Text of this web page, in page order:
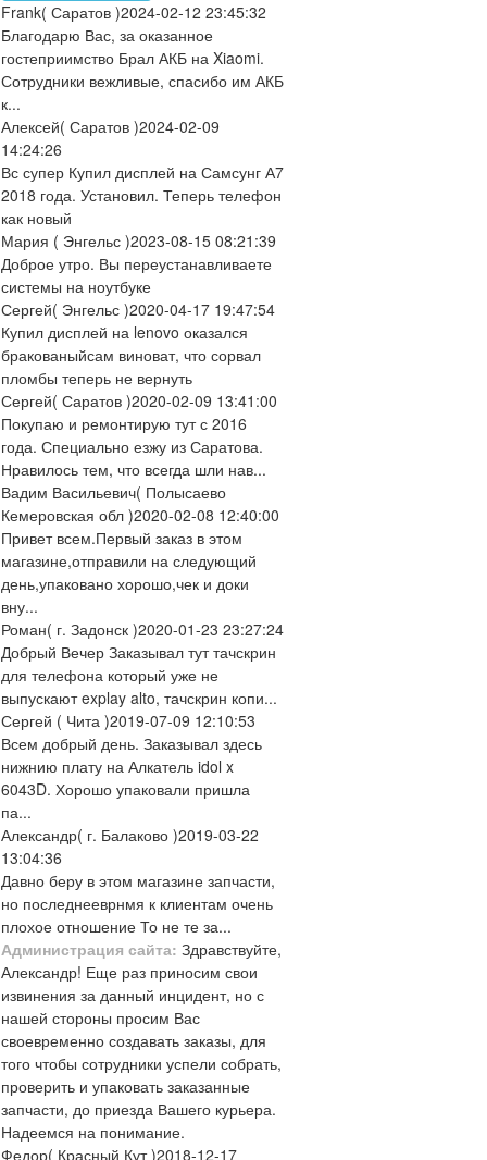
Frank( Саратов )2024-02-12 23:45:32
Благодарю Вас, за оказанное
гостеприимство Брал АКБ на Xiaomi.
Сотрудники вежливые, спасибо им АКБ
к...
Алексей( Саратов )2024-02-09
14:24:26
Вс супер Купил дисплей на Самсунг А7
2018 года. Установил. Теперь телефон
как новый
Мария ( Энгельс )2023-08-15 08:21:39
Доброе утро. Вы переустанавливаете
системы на ноутбуке
Сергей( Энгельс )2020-04-17 19:47:54
Купил дисплей на lenovo оказался
бракованыйсам виноват, что сорвал
пломбы теперь не вернуть
Сергей( Саратов )2020-02-09 13:41:00
Покупаю и ремонтирую тут с 2016
года. Специально езжу из Саратова.
Нравилось тем, что всегда шли нав...
Вадим Васильевич( Полысаево
Кемеровская обл )2020-02-08 12:40:00
Привет всем.Первый заказ в этом
магазине,отправили на следующий
день,упаковано хорошо,чек и доки
вну...
Роман( г. Задонск )2020-01-23 23:27:24
Добрый Вечер Заказывал тут тачскрин
для телефона который уже не
выпускают explay alto, тачскрин копи...
Сергей ( Чита )2019-07-09 12:10:53
Всем добрый день. Заказывал здесь
нижнию плату на Алкатель idol x
6043D. Хорошо упаковали пришла
па...
Александр( г. Балаково )2019-03-22
13:04:36
Давно беру в этом магазине запчасти,
но последнееврнмя к клиентам очень
плохое отношение То не те за...
Администрация сайта: Здравствуйте,
Александр! Еще раз приносим свои
извинения за данный инцидент, но с
нашей стороны просим Вас
своевременно создавать заказы, для
того чтобы сотрудники успели собрать,
проверить и упаковать заказанные
запчасти, до приезда Вашего курьера.
Надеемся на понимание.
Федор( Красный Кут )2018-12-17